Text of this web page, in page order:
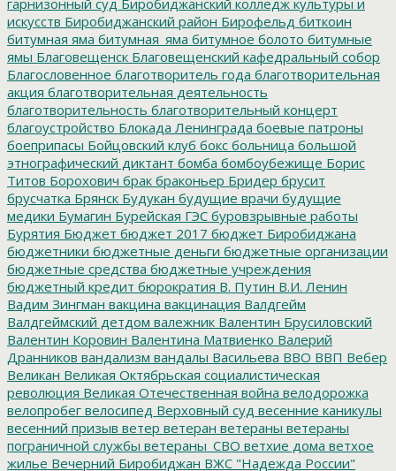
искусств Биробиджанский район Бирофельд биткоин
битумная яма битумная_яма битумное болото битумные
ямы Благовещенск Благовещенский кафедральный собор
Благословенное благотворитель года благотворительная
акция благотворительная деятельность
благотворительность благотворительный концерт
благоустройство Блокада Ленинграда боевые патроны
боеприпасы Бойцовский клуб бокс больница большой
этнографический диктант бомба бомбоубежище Борис
Титов Борохович брак браконьер Бридер брусит
брусчатка Брянск Будукан будущие врачи будущие
медики Бумагин Бурейская ГЭС буровзрывные работы
Бурятия Бюджет бюджет 2017 бюджет Биробиджана
бюджетники бюджетные деньги бюджетные организации
бюджетные средства бюджетные учреждения
бюджетный кредит бюрократия В. Путин В.И. Ленин
Вадим Зингман вакцина вакцинация Валдгейм
Валдгеймский детдом валежник Валентин Брусиловский
Валентин Коровин Валентина Матвиенко Валерий
Дранников вандализм вандалы Васильева ВВО ВВП Вебер
Великан Великая Октябрьская социалистическая
революция Великая Отечественная война велодорожка
велопробег велосипед Верховный суд весенние каникулы
весенний призыв ветер ветеран ветераны ветераны
пограничной службы ветераны_СВО ветхие дома ветхое
жилье Вечерний Биробиджан ВЖС "Надежда России"